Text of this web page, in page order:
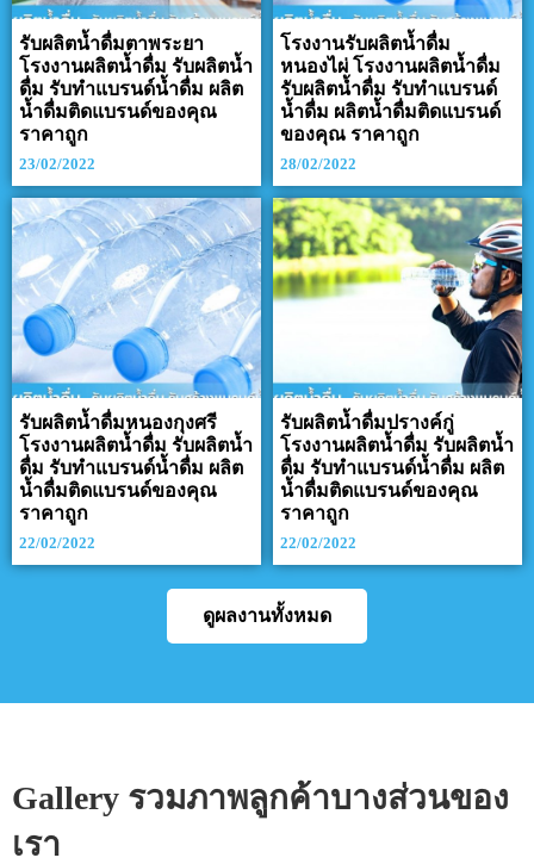
รับผลิตน้ำดื่มตาพระยา
โรงงานผลิตน้ำดื่ม รับผลิตน้ำ
ดื่ม รับทำแบรนด์น้ำดื่ม ผลิต
น้ำดื่มติดแบรนด์ของคุณ
ราคาถูก
23/02/2022
โรงงานรับผลิตน้ำดื่ม
หนองไผ่ โรงงานผลิตน้ำดื่ม
รับผลิตน้ำดื่ม รับทำแบรนด์
น้ำดื่ม ผลิตน้ำดื่มติดแบรนด์
ของคุณ ราคาถูก
28/02/2022
รับผลิตน้ำดื่มหนองกุงศรี
โรงงานผลิตน้ำดื่ม รับผลิตน้ำ
ดื่ม รับทำแบรนด์น้ำดื่ม ผลิต
น้ำดื่มติดแบรนด์ของคุณ
ราคาถูก
22/02/2022
รับผลิตน้ำดื่มปรางค์กู่
โรงงานผลิตน้ำดื่ม รับผลิตน้ำ
ดื่ม รับทำแบรนด์น้ำดื่ม ผลิต
น้ำดื่มติดแบรนด์ของคุณ
ราคาถูก
22/02/2022
ดูผลงานทั้งหมด
Gallery รวมภาพลูกค้าบางส่วนของ
เรา